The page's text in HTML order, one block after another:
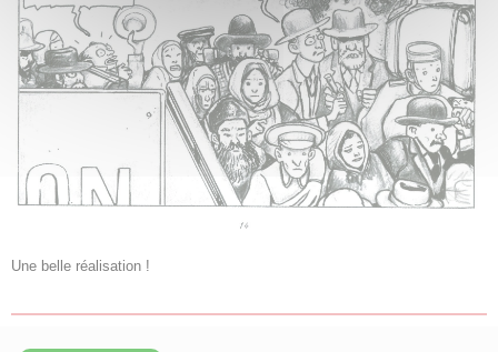
Une belle réalisation !